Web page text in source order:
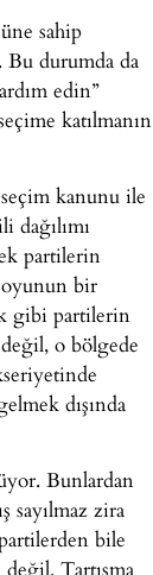
sahip
durumda da
edin”
katılmanın
kanunu ile
partilerin
oyunun bir
gibi partilerin
o bölgede
dışında
Bunlardan
sayılmaz zira
bile
Tartışma